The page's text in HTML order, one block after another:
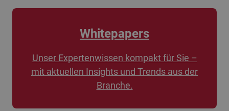
Whitepapers
Unser Expertenwissen kompakt für Sie –
mit aktuellen Insights und Trends aus der
Branche.